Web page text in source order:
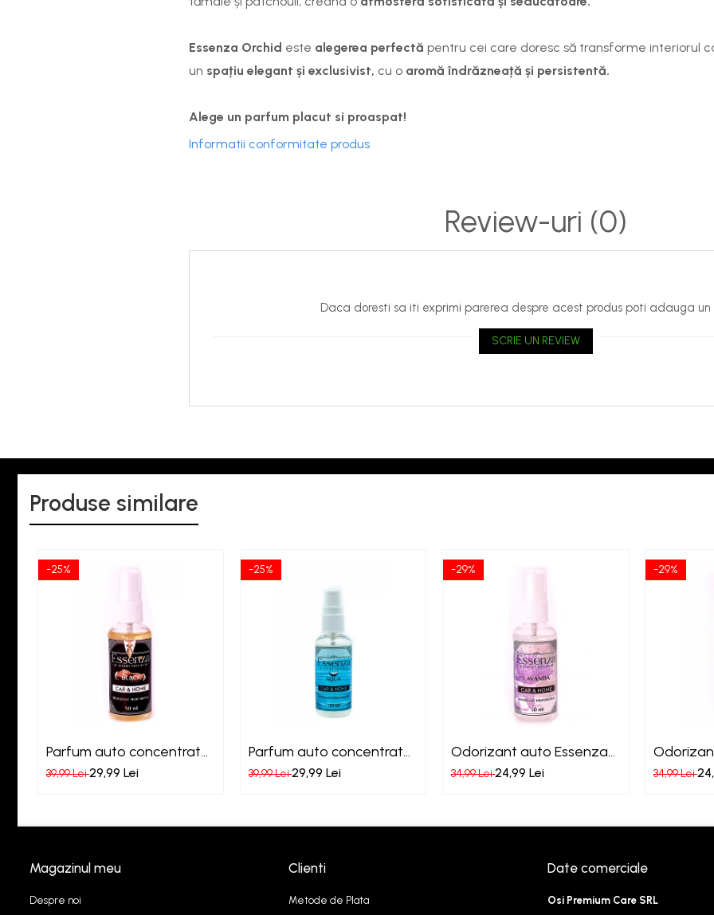
Essenza Orchid este alegerea perfectă pentru cei care doresc să transforme interiorul
un spațiu elegant și exclusivist, cu o aromă îndrăzneață și persistentă.
Alege un parfum placut si proaspat!
Informatii conformitate produs
Review-uri (0)
Daca doresti sa iti exprimi parerea despre acest produs poti adauga un
SCRIE UN REVIEW
Produse similare
-25%
Parfum auto concentrat
Essenza Black
39,99 Lei29,99 Lei
-25%
Parfum auto concentrat
Essenza Aqua
39,99 Lei29,99 Lei
-29%
Odorizant auto Essenza
Lavanda
34,99 Lei24,99 Lei
-29%
Liliac
34,99 Lei
Magazinul meu
Despre noi
Clienti
Metode de Plata
Date comerciale
Osi Premium Care SRL